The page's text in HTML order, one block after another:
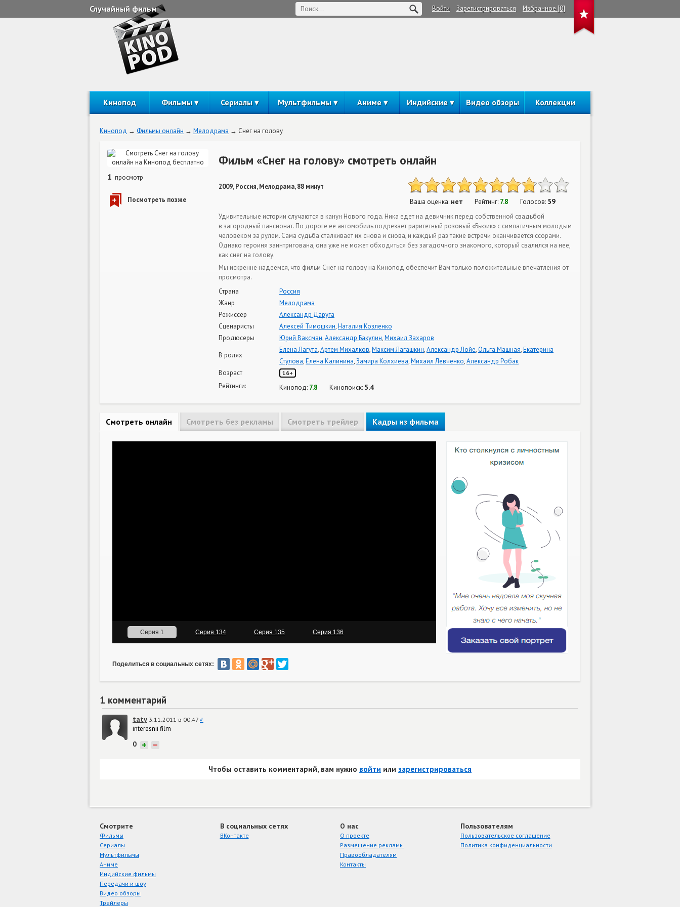
Случайный фильм Войти Зарегистрироваться Избранное [0]
Кинопод Фильмы Сериалы Мультфильмы Аниме Индийские Видео обзоры Коллекции
Кинопод Фильмы онлайн Мелодрама Снег на голову
1 просмотр
Фильм «Снег на голову» смотреть онлайн
2009, Россия, Мелодрама, 88 минут
Ваша оценка: нет Рейтинг: 7.8 Голосов: 59
Удивительные истории случаются в канун Нового года. Ника едет на девичник перед собственной свадьбой
в загородный пансионат. По дороге ее автомобиль подрезает раритетный розовый «Бьюик» с симпатичным молодым
человеком за рулем. Сама судьба сталкивает их снова и снова, и каждый раз такие встречи оканчивается ссорами.
Однако героиня заинтригована, она уже не может обходиться без загадочного знакомого, который свалился на нее,
как снег на голову.
Мы искренне надеемся, что фильм Снег на голову на Кинопод обеспечит Вам только положительные впечатления от
просмотра.
Страна
Россия
Жанр
Мелодрама
Режиссер
Александр Даруга
Сценаристы
Алексей Тимошкин,Наталия Козленко
Продюсеры
Юрий Ваксман,Александр Бакулин,Михаил Захаров
В ролях
Елена Лагута,Артем Михалков,Максим Лагашкин,Александр Лойе,Ольга Машная,Екатерина
Стулова,Елена Калинина,Замира Колхиева,Михаил Левченко,Александр Робак
Возраст
16+
Рейтинги: Кинопод: 7.8 Кинопоиск: 5.4
Смотреть онлайн Смотреть без рекламы Смотреть трейлер Кадры из фильма
Поделиться в социальных сетях:
1 комментарий
taty 3.11.2011 в 00:47 #
interesnii film
0 + −
Чтобы оставить комментарий, вам нужно войти или зарегистрироваться
Смотрите
Фильмы
Сериалы
Мультфильмы
Аниме
Индийские фильмы
Передачи и шоу
Видео обзоры
Трейлеры
В социальных сетях
ВКонтакте
О нас
О проекте
Размещение рекламы
Правообладателям
Контакты
Пользователям
Пользовательское соглашение
Политика конфиденциальности